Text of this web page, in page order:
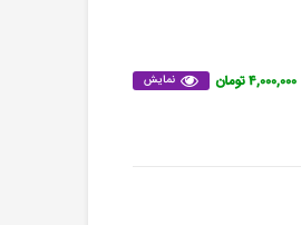
نمایش ۴,۰۰۰,۰۰۰ تومان